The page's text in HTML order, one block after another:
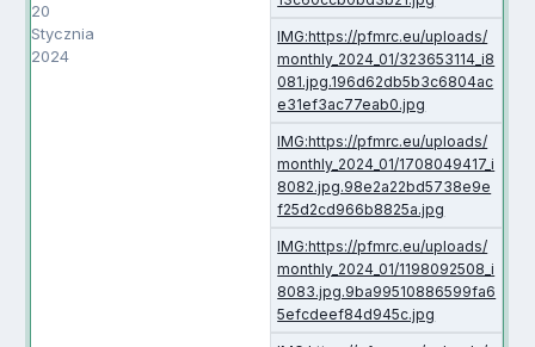
20
Stycznia
2024